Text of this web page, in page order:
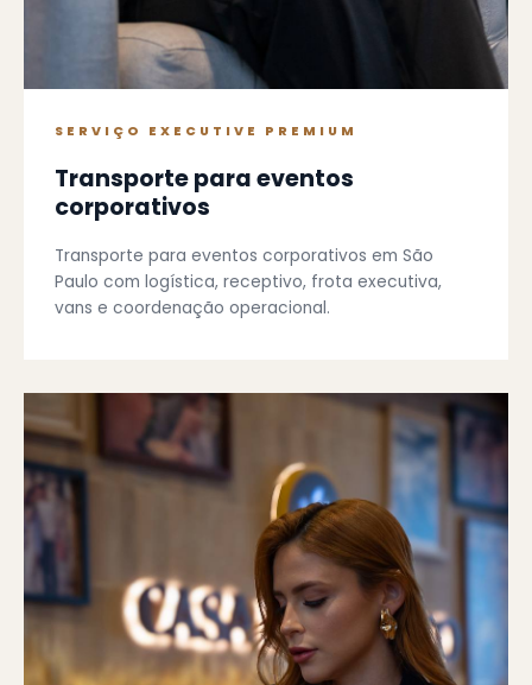
SERVIÇO EXECUTIVE PREMIUM
Transporte para eventos
corporativos
Transporte para eventos corporativos em São
Paulo com logística, receptivo, frota executiva,
vans e coordenação operacional.